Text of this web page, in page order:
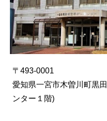
〒493-0001
愛知県一宮市木曽川町黒
ンター１階)